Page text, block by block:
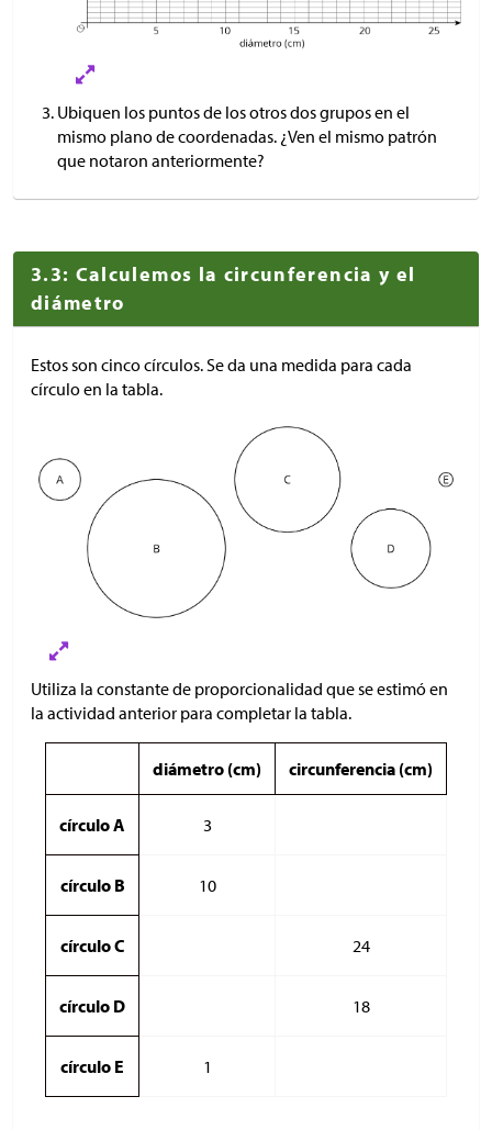
Ubiquen los puntos de los otros dos grupos en el
mismo plano de coordenadas. ¿Ven el mismo patrón
que notaron anteriormente?
3.3: Calculemos la circunferencia y el
diámetro
Estos son cinco círculos. Se da una medida para cada
círculo en la tabla.
Utiliza la constante de proporcionalidad que se estimó en
la actividad anterior para completar la tabla.
diámetro (cm) circunferencia (cm)
círculo A 3
círculo B 10
círculo C 24
círculo D 18
círculo E 1